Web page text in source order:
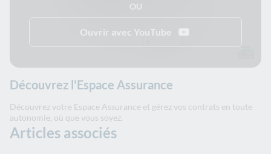
OU
Ouvrir avec YouTube
Découvrez l'Espace Assurance
Découvrez votre Espace Assurance et gérez vos contrats en toute
autonomie, où que vous soyez.
Articles associés